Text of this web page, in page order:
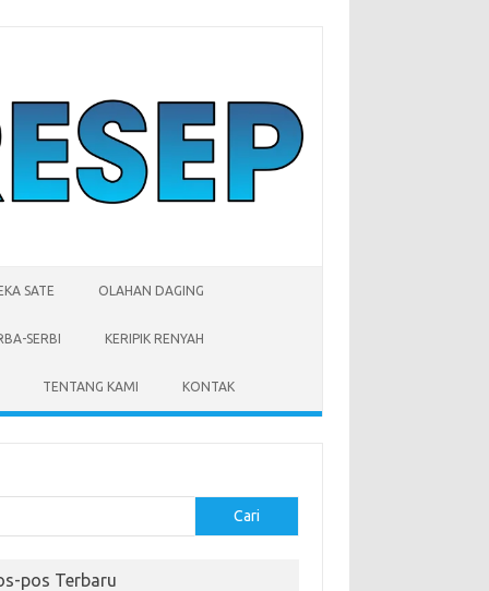
SATE OLAHAN DAGING
SERBI KERIPIK RENYAH
TENTANG KAMI KONTAK
Cari
pos Terbaru